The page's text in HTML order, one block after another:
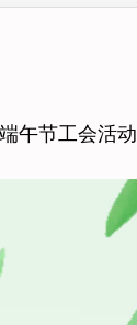
午节工会活动